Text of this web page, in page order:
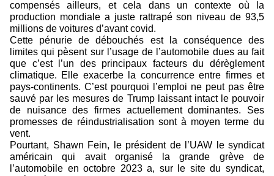
compensés ailleurs, et cela dans un contexte où la
production mondiale a juste rattrapé son niveau de 93,5
millions de voitures d’avant covid.
Cette pénurie de débouchés est la conséquence des
limites qui pèsent sur l’usage de l’automobile dues au fait
que c’est l’un des principaux facteurs du dérèglement
climatique. Elle exacerbe la concurrence entre firmes et
pays-continents. C’est pourquoi l’emploi ne peut pas être
sauvé par les mesures de Trump laissant intact le pouvoir
de nuisance des firmes actuellement dominantes. Ses
promesses de réindustrialisation sont à moyen terme du
vent.
Pourtant, Shawn Fein, le président de l’UAW le syndicat
américain qui avait organisé la grande grève de
l’automobile en octobre 2023 a, sur le site du syndicat,